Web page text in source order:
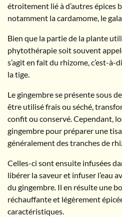
étroitement lié à d’autres épices
notamment la cardamome, le
Bien que la partie de la plante
phytothérapie soit souvent
s’agit en fait du rhizome, c’est-
la tige.
Le gingembre se présente sous
être utilisé frais ou séché,
confit ou conservé. Cependant,
gingembre pour préparer une
généralement des tranches de
Celles-ci sont ensuite infusées
libérer la saveur et infuser l’eau
du gingembre. Il en résulte une
réchauffante et légèrement
caractéristiques.